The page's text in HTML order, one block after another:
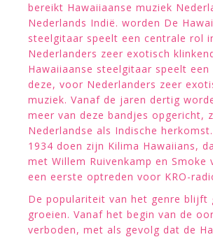
bereikt Hawaiiaanse muziek
Nederlands Indië. worden De
steelgitaar speelt een centrale rol
Nederlanders zeer exotisch
Hawaiiaanse steelgitaar speelt
deze, voor Nederlanders zeer
muziek. Vanaf de jaren dertig
meer van deze bandjes opgericht,
Nederlandse als Indische
1934 doen zijn Kilima Hawaiians,
met Willem Ruivenkamp en Smoke
een eerste optreden voor KRO-
De populariteit van het genre blijft
groeien. Vanaf het begin van de
verboden, met als gevolg dat de